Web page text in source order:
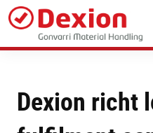
Skip
main
content
Dexion richt